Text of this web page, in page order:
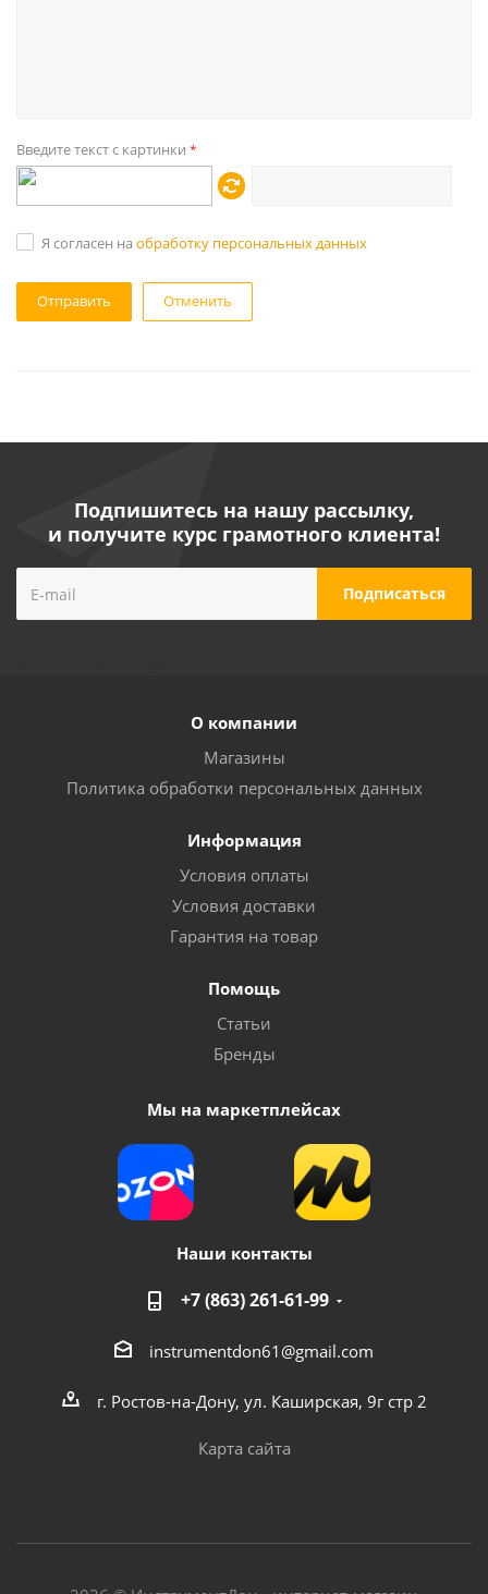
Введите текст с картинки *
Я согласен на обработку персональных данных
Отменить
Подпишитесь на нашу рассылку,
и получите курс грамотного клиента!
О компании
Магазины
Политика обработки персональных данных
Информация
Условия оплаты
Условия доставки
Гарантия на товар
Помощь
Статьи
Бренды
Мы на маркетплейсах
Наши контакты
+7 (863) 261-61-99
instrumentdon61@gmail.com
г. Ростов-на-Дону, ул. Каширская, 9г стр 2
Карта сайта